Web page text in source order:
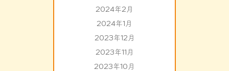
2024年2月
2024年1月
2023年12月
2023年11月
2023年10月